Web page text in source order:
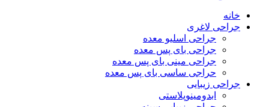
خانه
جراحی لاغری
جراحی اسلیو معده
جراحی بای پس معده
جراحی مینی بای پس معده
حراجی ساسی بای پس معده
جراحی زیبایی
ابدومینوپلاستی